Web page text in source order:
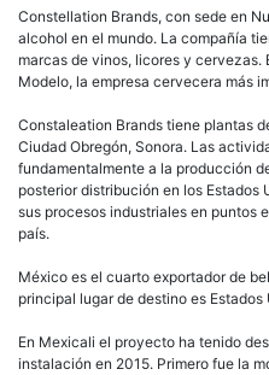
Constellation Brands, con sede en
alcohol en el mundo. La compañía
marcas de vinos, licores y cervezas.
Modelo, la empresa cervecera más
Constaleation Brands tiene plantas
Ciudad Obregón, Sonora. Las
fundamentalmente a la producción
posterior distribución en los Estados
sus procesos industriales en puntos
país.
México es el cuarto exportador de
principal lugar de destino es Estados
En Mexicali el proyecto ha tenido
instalación en 2015. Primero fue la